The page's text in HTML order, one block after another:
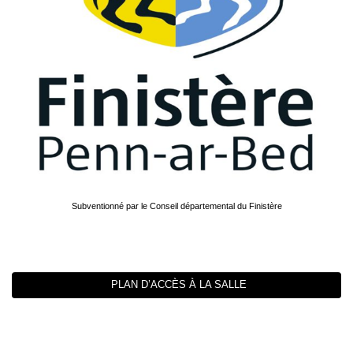
Subventionné par le Conseil départemental du Finistère
PLAN D’ACCÈS À LA SALLE